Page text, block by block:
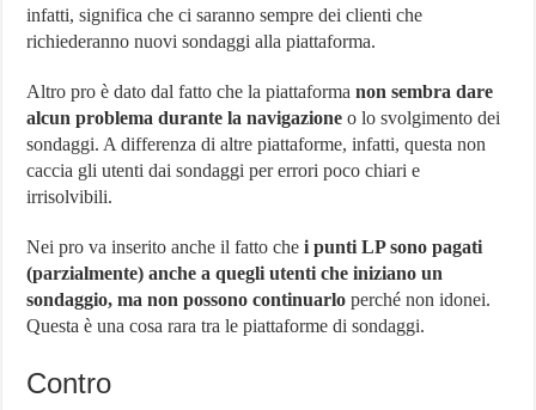
infatti, significa che ci saranno sempre dei clienti che
richiederanno nuovi sondaggi alla piattaforma.
Altro pro è dato dal fatto che la piattaformanon sembra dare
alcun problema durante la navigazione o lo svolgimento dei
sondaggi. A differenza di altre piattaforme, infatti, questa non
caccia gli utenti dai sondaggi per errori poco chiari e
irrisolvibili.
Nei pro va inserito anche il fatto chei punti LP sono pagati
(parzialmente) anche a quegli utenti che iniziano un
sondaggio, ma non possono continuarlo perché non idonei.
Questa è una cosa rara tra le piattaforme di sondaggi.
Contro